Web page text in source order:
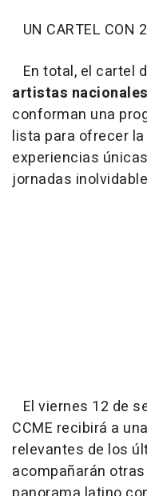
UN CARTEL CON
En total, el cartel
artistas
conforman una
lista para ofrecer
experiencias
jornadas
El viernes 12 de
CCME recibirá a
relevantes de los
acompañarán